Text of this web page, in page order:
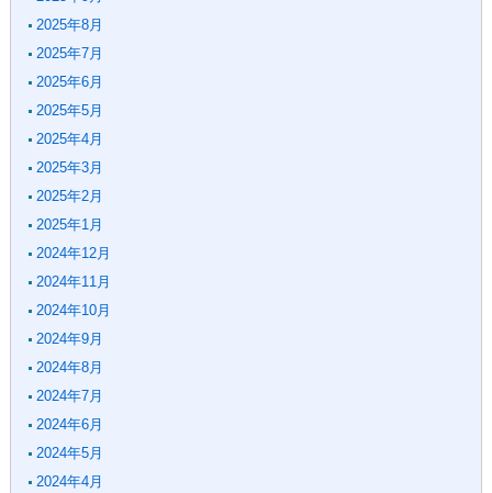
2025年8月
2025年7月
2025年6月
2025年5月
2025年4月
2025年3月
2025年2月
2025年1月
2024年12月
2024年11月
2024年10月
2024年9月
2024年8月
2024年7月
2024年6月
2024年5月
2024年4月